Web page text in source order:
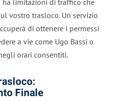
vostro trasloco. Un servizio
di ottenere i permessi
a vie come Ugo Bassi o
orari consentiti.
Finale